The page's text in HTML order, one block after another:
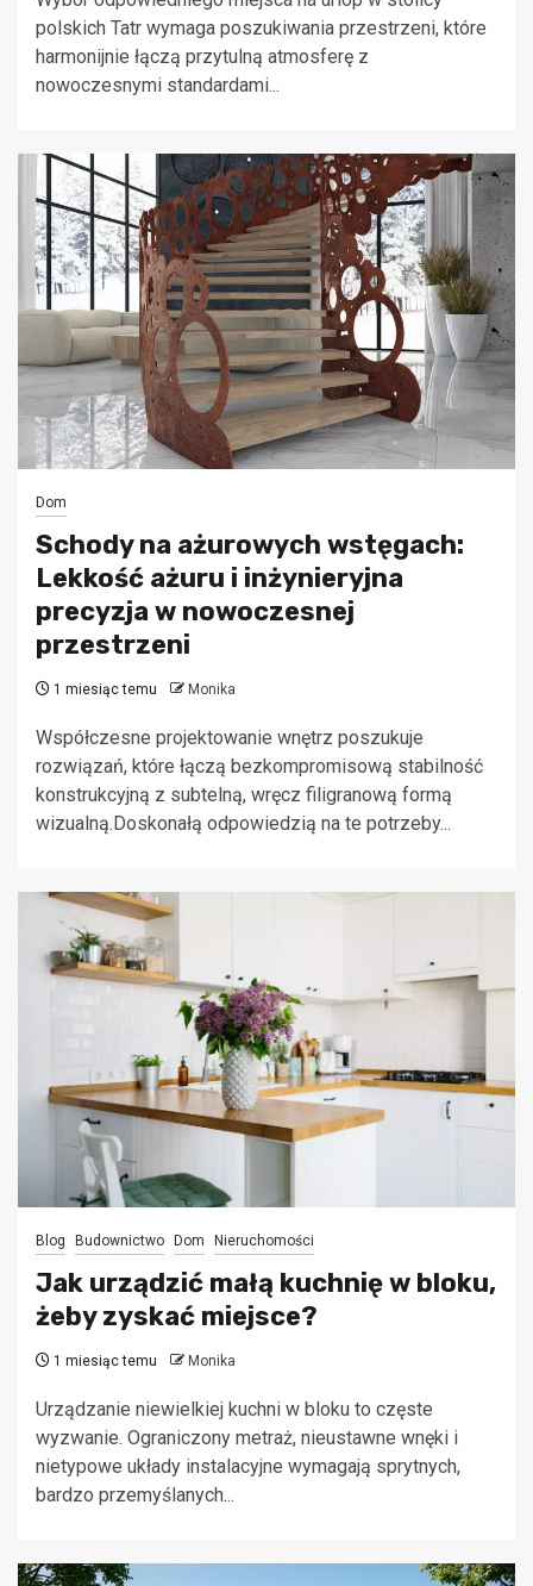
polskich Tatr wymaga poszukiwania przestrzeni, które
harmonijnie łączą przytulną atmosferę z
nowoczesnymi standardami...
Dom
Schody na ażurowych wstęgach:
Lekkość ażuru i inżynieryjna
precyzja w nowoczesnej
przestrzeni
1 miesiąc temu Monika
Współczesne projektowanie wnętrz poszukuje
rozwiązań, które łączą bezkompromisową stabilność
konstrukcyjną z subtelną, wręcz filigranową formą
wizualną.Doskonałą odpowiedzią na te potrzeby...
Blog Budownictwo Dom Nieruchomości
Jak urządzić małą kuchnię w bloku,
żeby zyskać miejsce?
1 miesiąc temu Monika
Urządzanie niewielkiej kuchni w bloku to częste
wyzwanie. Ograniczony metraż, nieustawne wnęki i
nietypowe układy instalacyjne wymagają sprytnych,
bardzo przemyślanych...